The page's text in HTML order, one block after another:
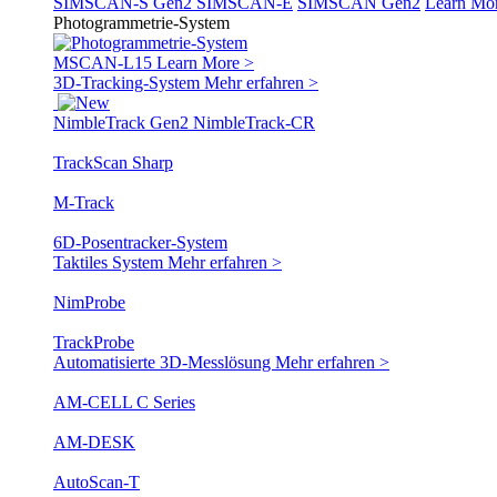
Photogrammetrie-System
MSCAN-L15 Learn More >
3D-Tracking-System Mehr erfahren >
NimbleTrack Gen2 NimbleTrack-CR
TrackScan Sharp
M-Track
6D-Posentracker-System
Taktiles System Mehr erfahren >
NimProbe
TrackProbe
Automatisierte 3D-Messlösung Mehr erfahren >
AM-CELL C Series
AM-DESK
AutoScan-T